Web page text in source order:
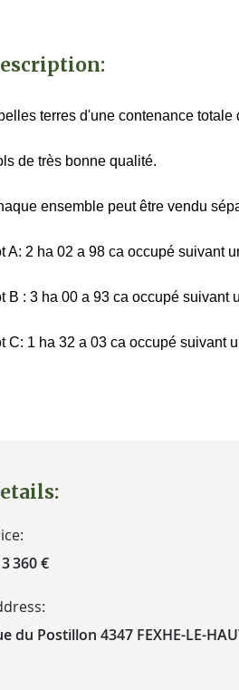
terres d'une contenance totale
de très bonne qualité.
ensemble peut être vendu
A: 2 ha 02 a 98 ca occupé suivant
B : 3 ha 00 a 93 ca occupé suivant
C: 1 ha 32 a 03 ca occupé suivant
360 €
du Postillon 4347 FEXHE-LE-